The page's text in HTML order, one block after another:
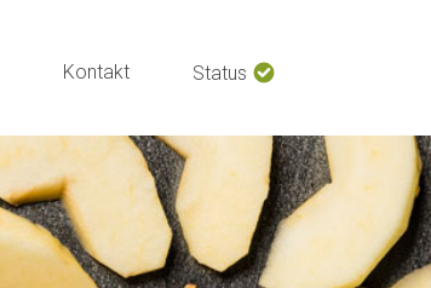
Kontakt Status